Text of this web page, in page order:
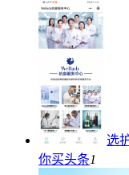
选
你买头条1